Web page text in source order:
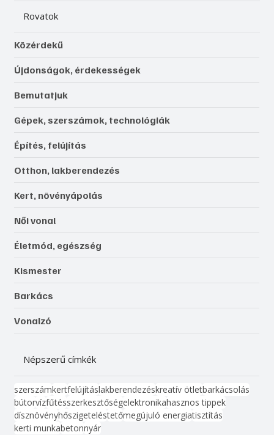
Rovatok
Közérdekű
Újdonságok, érdekességek
Bemutatjuk
Gépek, szerszámok, technológiák
Építés, felújítás
Otthon, lakberendezés
Kert, növényápolás
Női vonal
Életmód, egészség
Kismester
Barkács
Vonalzó
Népszerű címkék
szerszámkertfelújításlakberendezéskreatív ötletbarkácsolás
bútorvízfűtésszerkesztőségelektronikahasznos tippek
dísznövényhőszigeteléstetőmegújuló energiatisztítás
kerti munkabetonnyár